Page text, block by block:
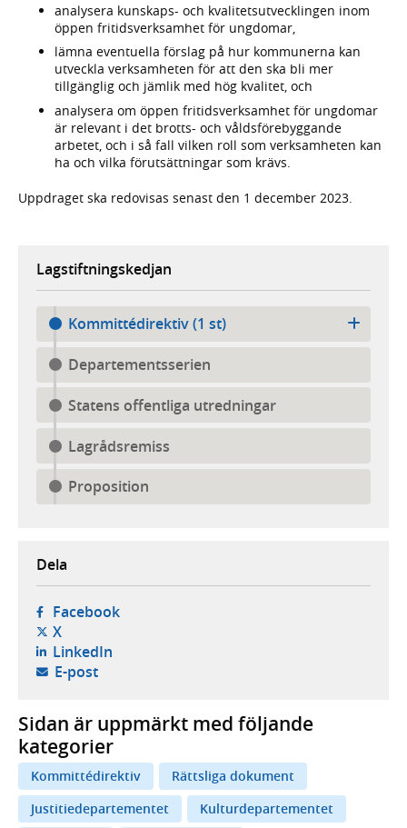
analysera kunskaps- och kvalitetsutvecklingen inom
öppen fritidsverksamhet för ungdomar,
lämna eventuella förslag på hur kommunerna kan
utveckla verksamheten för att den ska bli mer
tillgänglig och jämlik med hög kvalitet, och
analysera om öppen fritidsverksamhet för ungdomar
är relevant i det brotts- och våldsförebyggande
arbetet, och i så fall vilken roll som verksamheten kan
ha och vilka förutsättningar som krävs.
Uppdraget ska redovisas senast den 1 december 2023.
Lagstiftningskedjan
Kommittédirektiv (1 st)
Departementsserien
Statens offentliga utredningar
Lagrådsremiss
Proposition
Dela
Facebook- öppnas i ny flik, extern webbplats,
X- öppnas i ny flik, extern webbplats,
LinkedIn- öppnas i ny flik, extern webbplats,
E-post- öppnar din e-postklient,
Sidan är uppmärkt med följande
kategorier
Kommittédirektiv
Rättsliga dokument
Justitiedepartementet
Kulturdepartementet